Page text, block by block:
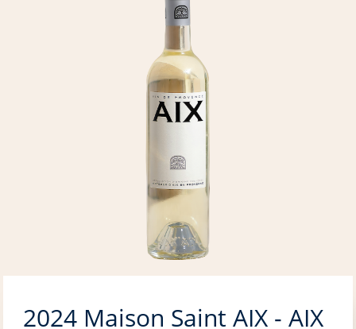
2024 Maison Saint AIX - AIX